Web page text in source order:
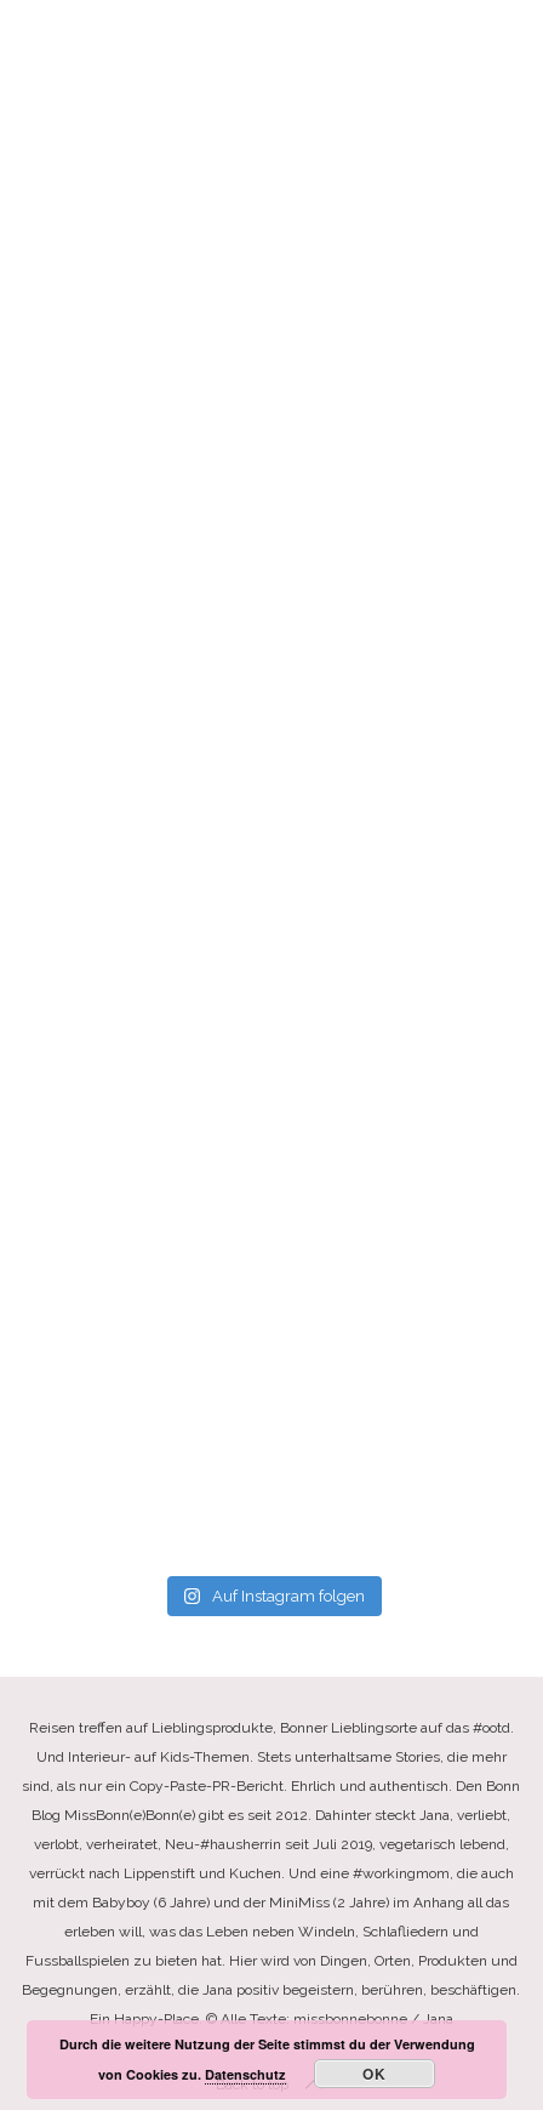
Auf Instagram folgen
Reisen treffen auf Lieblingsprodukte, Bonner Lieblingsorte auf das #ootd.
Und Interieur- auf Kids-Themen. Stets unterhaltsame Stories, die mehr
sind, als nur ein Copy-Paste-PR-Bericht. Ehrlich und authentisch. Den Bonn
Blog MissBonn(e)Bonn(e) gibt es seit 2012. Dahinter steckt Jana, verliebt,
verlobt, verheiratet, Neu-#hausherrin seit Juli 2019, vegetarisch lebend,
verrückt nach Lippenstift und Kuchen. Und eine #workingmom, die auch
mit dem Babyboy (6 Jahre) und der MiniMiss (2 Jahre) im Anhang all das
erleben will, was das Leben neben Windeln, Schlafliedern und
Fussballspielen zu bieten hat. Hier wird von Dingen, Orten, Produkten und
Begegnungen, erzählt, die Jana positiv begeistern, berühren, beschäftigen.
Ein Happy-Place. © Alle Texte: missbonnebonne / Jana
Back to top
Durch die weitere Nutzung der Seite stimmst du der Verwendung
von Cookies zu.Datenschutz OK